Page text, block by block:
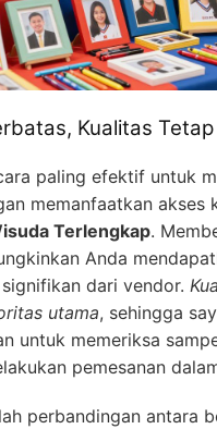
Kualitas Tetap
paling efektif untuk
memanfaatkan akses
Terlengkap.
Anda
dari vendor.
utama, sehingga
untuk memeriksa
pemesanan
perbandingan antara